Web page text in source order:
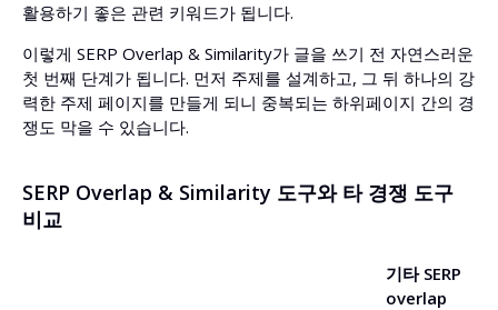
활용하기 좋은 관련 키워드가 됩니다.
이렇게 SERP Overlap & Similarity가 글을 쓰기 전 자연스러운
첫 번째 단계가 됩니다. 먼저 주제를 설계하고, 그 뒤 하나의 강
력한 주제 페이지를 만들게 되니 중복되는 하위페이지 간의 경
쟁도 막을 수 있습니다.
SERP Overlap & Similarity 도구와 타 경쟁 도구
비교
기타 SERP
overlap